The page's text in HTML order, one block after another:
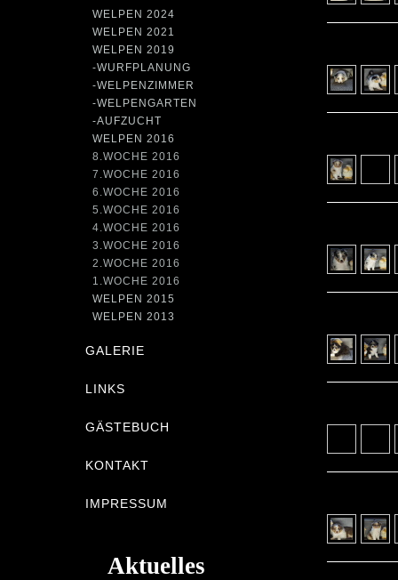
WELPEN 2024
WELPEN 2021
WELPEN 2019
-WURFPLANUNG
-WELPENZIMMER
-WELPENGARTEN
-AUFZUCHT
WELPEN 2016
8.WOCHE 2016
7.WOCHE 2016
6.WOCHE 2016
5.WOCHE 2016
4.WOCHE 2016
3.WOCHE 2016
2.WOCHE 2016
1.WOCHE 2016
WELPEN 2015
WELPEN 2013
GALERIE
LINKS
GÄSTEBUCH
KONTAKT
IMPRESSUM
Aktuelles